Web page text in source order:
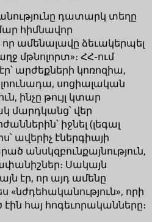
դատարկ տեղը
հիմնավոր
ամենալավը ձեւակերպել
մթնոլորտ»։ ՀՀ-ում
արժեքների կոռոզիա,
սոցիալական
ինչը թույլ կտար
մարդկանց՝ վեր
իջնել (լեգալ
ավերիչ էներգիայի
անսկզբունքայնություն,
Սակայն
էր, որ այդ ամենը
«նժդեհականություն», որի
հայ հոգեւորականները։